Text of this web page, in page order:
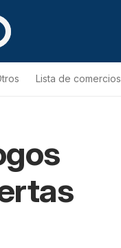
Lista de comercios